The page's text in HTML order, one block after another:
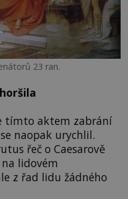
23 ran.
tímto aktem zabrání
naopak urychlil.
řeč o Caesarově
lidovém
z řad lidu žádného